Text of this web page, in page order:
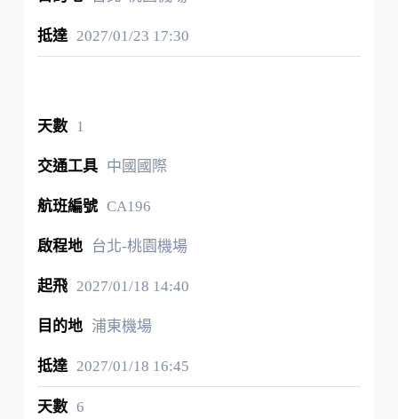
2027/01/23 17:30
1
中國國際
CA196
台北-桃園機場
2027/01/18 14:40
浦東機場
2027/01/18 16:45
6